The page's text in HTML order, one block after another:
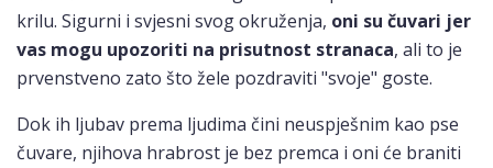
krilu. Sigurni i svjesni svog okruženja, oni su čuvari jer
vas mogu upozoriti na prisutnost stranaca, ali to je
prvenstveno zato što žele pozdraviti "svoje" goste.
Dok ih ljubav prema ljudima čini neuspješnim kao pse
čuvare, njihova hrabrost je bez premca i oni će braniti